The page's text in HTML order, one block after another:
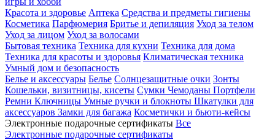
Красота и здоровье Аптека Средства и предметы гигиены
Косметика Парфюмерия Бритье и депиляция Уход за телом
Уход за лицом Уход за волосами
Бытовая техника Техника для кухни Техника для дома
Техника для красоты и здоровья Климатическая техника
Умный дом и безопасность
Белье и аксессуары Белье Солнцезащитные очки Зонты
Кошельки, визитницы, кисеты Сумки Чемоданы Портфели
Ремни Ключницы Умные ручки и блокноты Шкатулки для
аксессуаров Замки для багажа Косметички и бьюти-кейсы
Электронные подарочные сертификаты Все
Электронные подарочные сертификаты